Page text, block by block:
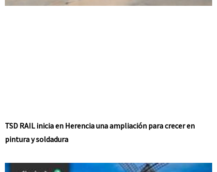
TSD RAIL inicia en Herencia una ampliación para crecer en
pintura y soldadura